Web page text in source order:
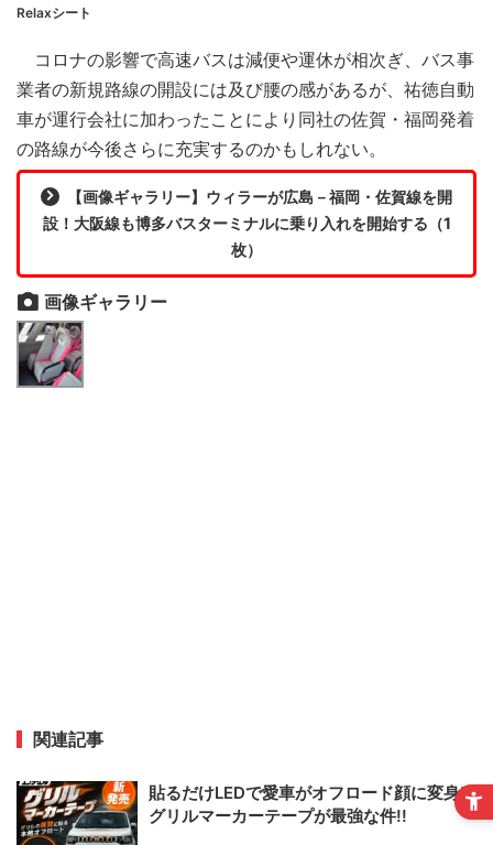
Relaxシート
コロナの影響で高速バスは減便や運休が相次ぎ、バス事
業者の新規路線の開設には及び腰の感があるが、祐徳自動
車が運行会社に加わったことにより同社の佐賀・福岡発着
の路線が今後さらに充実するのかもしれない。
【画像ギャラリー】ウィラーが広島－福岡・佐賀線を開
設！大阪線も博多バスターミナルに乗り入れを開始する（1
枚）
画像ギャラリー
関連記事
貼るだけLEDで愛車がオフロード顔に変身!!
グリルマーカーテープが最強な件!!